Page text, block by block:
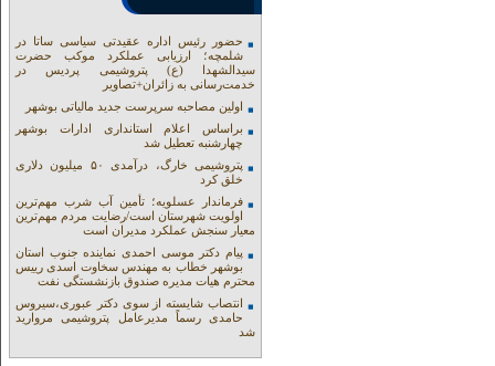
حضور رئیس اداره عقیدتی سیاسی ساتا در
شلمچه؛ ارزیابی عملکرد موکب حضرت
سیدالشهدا (ع) پتروشیمی پردیس در
خدمت‌رسانی به زائران+تصاویر
اولین مصاحبه سرپرست جدید مالیاتی بوشهر
براساس اعلام استانداری ادارات بوشهر
چهارشنبه تعطیل شد
پتروشیمی خارگ، درآمدی ۵۰ میلیون دلاری
خلق کرد
فرماندار عسلویه؛ تأمین آب شرب مهم‌ترین
اولویت شهرستان است/رضایت مردم مهم‌ترین
معیار سنجش عملکرد مدیران است
پیام دکتر موسی احمدی نماینده جنوب استان
بوشهر خطاب به مهندس سخاوت اسدی رییس
محترم هیات مدیره صندوق بازنشستگی نفت
انتصاب شایسته از سوی دکتر عبوری،سیروس
حامدی رسماً مدیرعامل پتروشیمی مروارید
شد